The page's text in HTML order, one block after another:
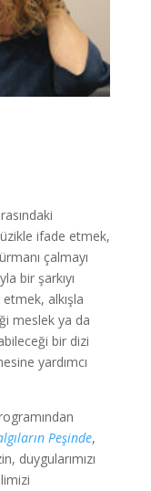
ifade etmek,
çalmayı
bir şarkıyı
alkışla
meslek ya da
bir dizi
yardımcı
Peşinde,
duygularımızı